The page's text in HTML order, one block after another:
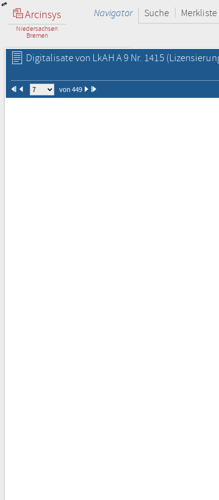
Arcinsys
Niedersachsen
Bremen
Navigator Suche Merkliste
Digitalisate von LkAH A 9 Nr. 1415
von 449